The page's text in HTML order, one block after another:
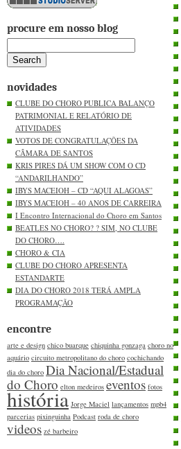
procure em nosso blog
novidades
CLUBE DO CHORO PUBLICA BALANÇO
PATRIMONIAL E RELATÓRIO DE
ATIVIDADES
VOTOS DE CONGRATULAÇÕES DA
CÂMARA DE SANTOS
KRIS PIRES DÁ UM SHOW COM O CD
“ANDARILHANDO”
IBYS MACEIOH – CD “AQUI ALAGOAS”
IBYS MACEIOH – 40 ANOS DE CARREIRA
I Encontro Internacional do Choro em Santos
BEATLES NO CHORO? ? SIM, NO CLUBE
DO CHORO….
CHORO & CIA
CLUBE DO CHORO APRESENTA
ESTANDARTE
DIA DO CHORO 2018 TERÁ AMPLA
PROGRAMAÇÃO
encontre
arte e design chico buarque chiquinha gonzaga choro no
aquário circuito metropolitano do choro cochichando
dia do choro Dia Nacional/Estadual
do Choro elton medeiros eventos fotos
história Jorge Maciel lançamentos mpb4
parcerias pixinguinha Podcast roda de choro
videos zé barbeiro